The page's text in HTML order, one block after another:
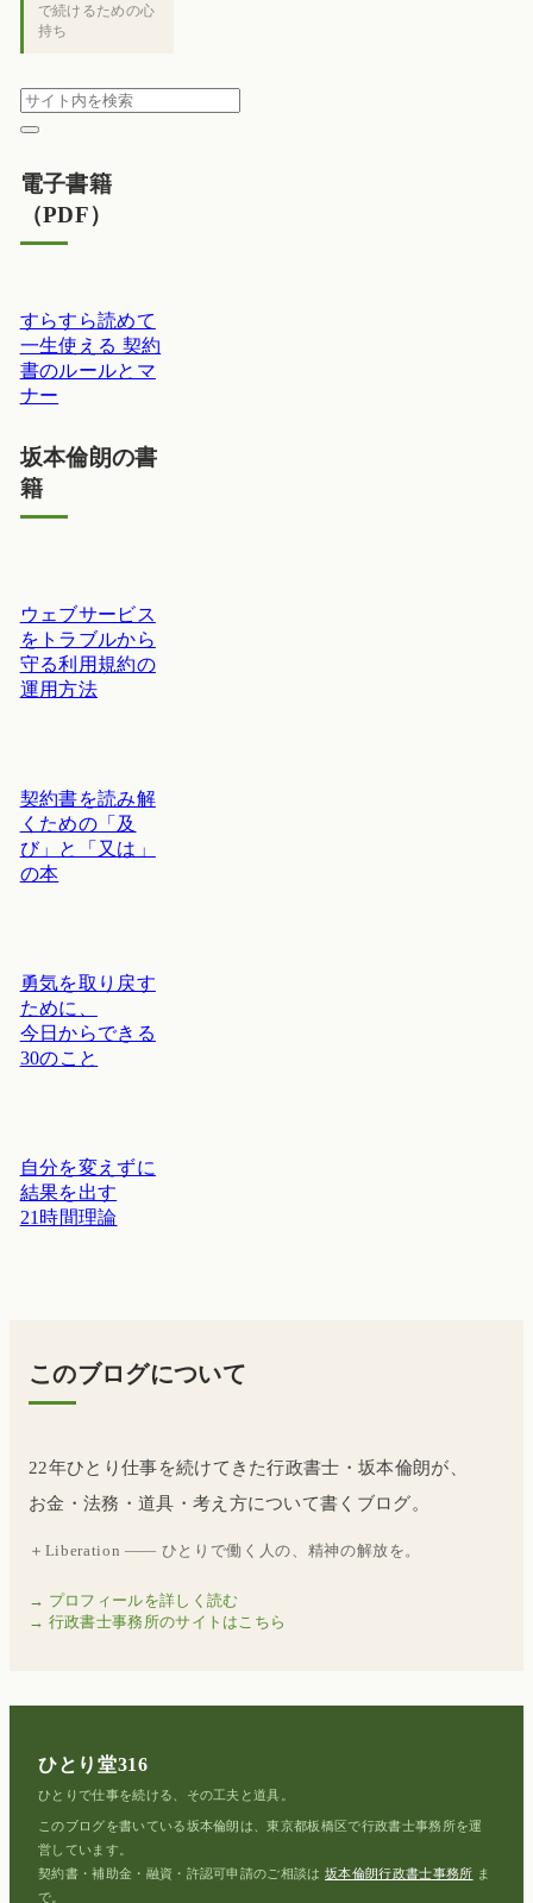
で続けるための心
持ち
電子書籍
（PDF）
すらすら読めて
一生使える 契約
書のルールとマ
ナー
坂本倫朗の書
籍
ウェブサービス
をトラブルから
守る利用規約の
運用方法
契約書を読み解
くための「及
び」と「又は」
の本
勇気を取り戻す
ために、
今日からできる
30のこと
自分を変えずに
結果を出す
21時間理論
このブログについて
22年ひとり仕事を続けてきた行政書士・坂本倫朗が、
お金・法務・道具・考え方について書くブログ。
＋Liberation —— ひとりで働く人の、精神の解放を。
→ プロフィールを詳しく読む
→ 行政書士事務所のサイトはこちら
ひとり堂316
ひとりで仕事を続ける、その工夫と道具。
このブログを書いている坂本倫朗は、東京都板橋区で行政書士事務所を運
営しています。
契約書・補助金・融資・許認可申請のご相談は坂本倫朗行政書士事務所 ま
で。